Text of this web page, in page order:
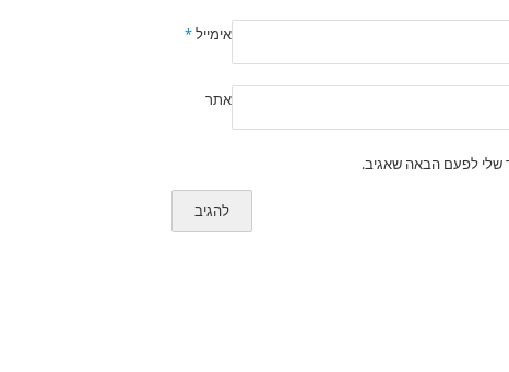
אימייל*
אתר
שלי לפעם הבאה שאגיב.